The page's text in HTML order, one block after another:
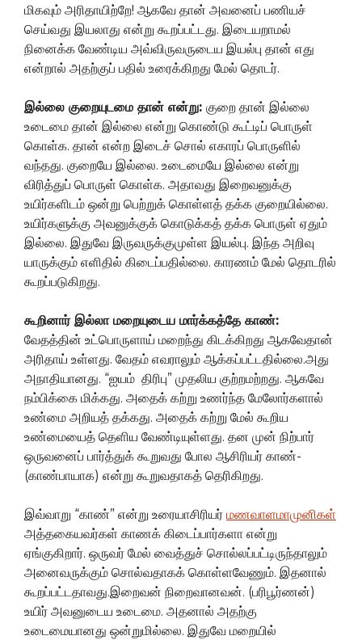
மிகவும் அரிதாயிற்றே! ஆகவே தான் அவனைப் பணியச்
செய்வது இயலாது என்று கூறப்பட்டது. இடையறாமல்
நினைக்க வேண்டிய அவ்விருவருடைய இயல்பு தான் எது
என்றால் அதற்குப் பதில் உரைக்கிறது மேல் தொடர்.
இல்லை குறையுடமை தான் என்று: குறை தான் இல்லை
உடைமை தான் இல்லை என்று கொண்டு கூட்டிப் பொருள்
கொள்க. தான் என்ற இடைச் சொல் எகாரப் பொருளில்
வந்தது. குறையே இல்லை. உடைமையே இல்லை என்று
விரித்துப் பொருள் கொள்க. அதாவது இறைவனுக்கு
உயிர்களிடம் ஒன்று பெற்றுக் கொள்ளத் தக்க குறையில்லை.
உயிர்களுக்கு அவனுக்குக் கொடுக்கத் தக்க பொருள் ஏதும்
இல்லை. இதுவே இருவருக்குமுள்ள இயல்பு. இந்த அறிவு
யாருக்கும் எளிதில் கிடைப்பதில்லை. காரணம் மேல் தொடரில்
கூறப்படுகிறது.
கூறினார் இல்லா மறையுடைய மார்க்கத்தே காண்:
வேதத்தின் உட்பொருளாய் மறைந்து கிடக்கிறது ஆகவேதான்
அரிதாய் உள்ளது. வேதம் எவராலும் ஆக்கப்பட்டதில்லை.அது
அநாதியானது. “ஐயம் திரிபு” முதலிய குற்றமற்றது. ஆகவே
நம்பிக்கை மிக்கது. அதைக் கற்று உணர்ந்த மேலோர்களால்
உண்மை அறியத் தக்கது. அதைக் கற்று மேல் கூறிய
உண்மையைத் தெளிய வேண்டியுள்ளது. தன முன் நிற்பார்
ஒருவனைப் பார்த்துக் கூறுவது போல ஆசிரியர் காண்-
(காண்பாயாக) என்று கூறுவதாகத் தெரிகிறது.
இவ்வாறு “காண்” என்று உரையாசிரியர் மணவாளமாமுனிகள்
அத்தகையவர்கள் காணக் கிடைப்பார்களா என்று
ஏங்குகிறார். ஒருவர் மேல் வைத்துச் சொல்லப்பட்டிருந்தாலும்
அனைவருக்கும் சொல்வதாகக் கொள்ளவேணும். இதனால்
கூறப்பட்டதாவது.இறைவன் நிறைவானவன். (பரிபூர்ணன்)
உயிர் அவனுடைய உடைமை. அதனால் அதற்கு
உடைமையானது ஒன்றுமில்லை. இதுவே மறையில்